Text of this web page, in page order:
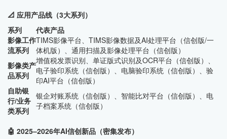
📐 应用产品线（3大系列）
系列
代表产品
影像工作
流系列
TIMS影像平台、TIMS影像数据及AI处理平台（信创版/一
体机版）、通用扫描及影像处理平台（信创版）
影像类产
品系列
增值税发票识别、单证版式识别及OCR平台（信创版）、
电子验印系统（信创版）、电脑验印系统（信创版）、验
印AI平台（信创版）
自助银
行/业务
类系列
银企对账系统（信创版）、智能比对平台（信创版）、电
子档案系统（信创版）
🤖 2025–2026年AI信创新品（密集发布）